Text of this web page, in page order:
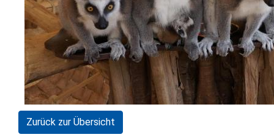
Zurück zur Übersicht